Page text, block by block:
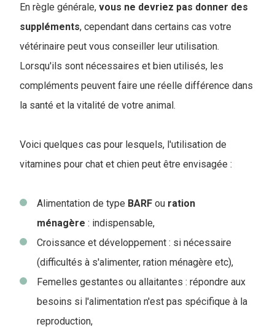
En règle générale, vous ne devriez pas donner des
suppléments, cependant dans certains cas votre
vétérinaire peut vous conseiller leur utilisation.
Lorsqu'ils sont nécessaires et bien utilisés, les
compléments peuvent faire une réelle différence dans
la santé et la vitalité de votre animal.
Voici quelques cas pour lesquels, l'utilisation de
vitamines pour chat et chien peut être envisagée :
Alimentation de type BARF ou ration
ménagère : indispensable,
Croissance et développement : si nécessaire
(difficultés à s'alimenter, ration ménagère etc),
Femelles gestantes ou allaitantes : répondre aux
besoins si l'alimentation n'est pas spécifique à la
reproduction,